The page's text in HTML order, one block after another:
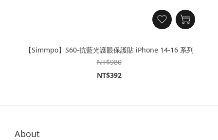
【Simmpo】S60-抗藍光護眼保護貼 iPhone 14-16 系列
NT$980
NT$392
About